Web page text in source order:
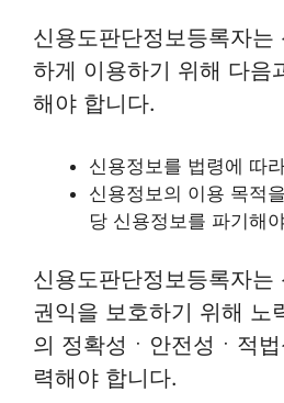
신용도판단정보등록자는
하게 이용하기 위해 다음
해야 합니다.
신용정보를 법령에 따
신용정보의 이용 목적
당 신용정보를 파기해
신용도판단정보등록자는
권익을 보호하기 위해 노
의 정확성ㆍ안전성ㆍ적
력해야 합니다.